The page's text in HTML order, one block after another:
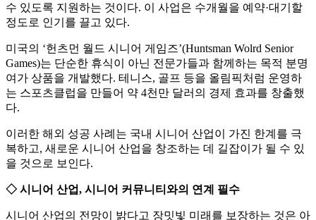
수 있도록 지원하는 것이다. 이 사업은 수개월을 예약·대기할
정도로 인기를 끌고 있다.
미국의 ‘헌츠먼 월드 시니어 게임즈’(Huntsman Wolrd Senior
Games)는 단순한 휴식이 아닌 전문가들과 함께하는 목적 분명
여가 상품을 개발했다. 테니스, 골프 등을 올림픽처럼 운영하
는 스포츠클럽을 만들어 약 4천만 달러의 경제 효과를 창출했
다.
이러한 해외 성공 사례는 국내 시니어 산업이 가진 한계를 극
복하고, 새로운 시니어 산업을 창조하는 데 길잡이가 될 수 있
을 것으로 보인다.
◇ 시니어 산업, 시니어 커뮤니티와의 연계 필수
시니어 산업의 전망이 밝다고 장밋빛 미래를 보장하는 것은 아